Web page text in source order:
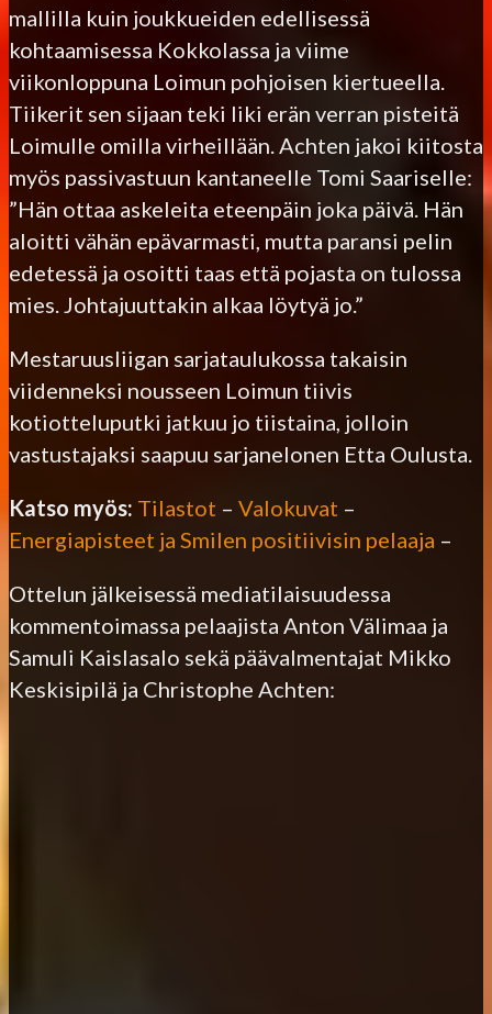
mallilla kuin joukkueiden edellisessä
kohtaamisessa Kokkolassa ja viime
viikonloppuna Loimun pohjoisen kiertueella.
Tiikerit sen sijaan teki liki erän verran pisteitä
Loimulle omilla virheillään. Achten jakoi kiitosta
myös passivastuun kantaneelle Tomi Saariselle:
”Hän ottaa askeleita eteenpäin joka päivä. Hän
aloitti vähän epävarmasti, mutta paransi pelin
edetessä ja osoitti taas että pojasta on tulossa
mies. Johtajuuttakin alkaa löytyä jo.”
Mestaruusliigan sarjataulukossa takaisin
viidenneksi nousseen Loimun tiivis
kotiotteluputki jatkuu jo tiistaina, jolloin
vastustajaksi saapuu sarjanelonen Etta Oulusta.
Katso myös: Tilastot – Valokuvat –
Energiapisteet ja Smilen positiivisin pelaaja –
Ottelun jälkeisessä mediatilaisuudessa
kommentoimassa pelaajista Anton Välimaa ja
Samuli Kaislasalo sekä päävalmentajat Mikko
Keskisipilä ja Christophe Achten: